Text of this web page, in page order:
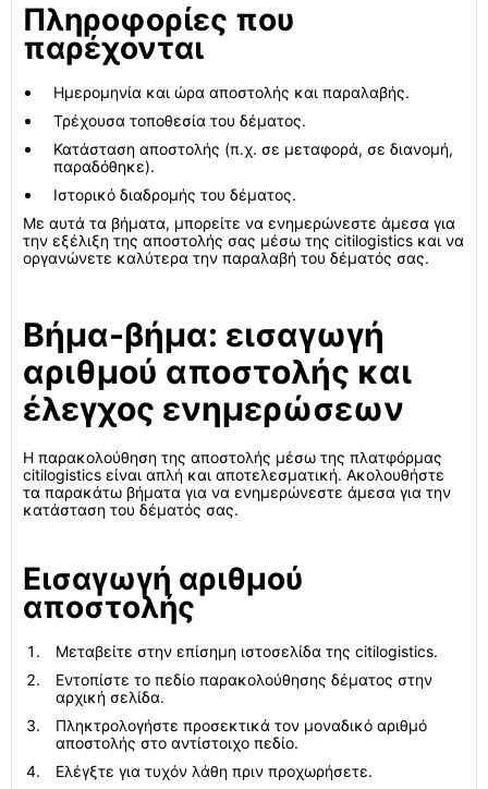
Πληροφορίες που
παρέχονται
Ημερομηνία και ώρα αποστολής και παραλαβής.
Τρέχουσα τοποθεσία του δέματος.
Κατάσταση αποστολής (π.χ. σε μεταφορά, σε διανομή,
παραδόθηκε).
Ιστορικό διαδρομής του δέματος.
Με αυτά τα βήματα, μπορείτε να ενημερώνεστε άμεσα για
την εξέλιξη της αποστολής σας μέσω της citilogistics και να
οργανώνετε καλύτερα την παραλαβή του δέματός σας.
Βήμα-βήμα: εισαγωγή
αριθμού αποστολής και
έλεγχος ενημερώσεων
Η παρακολούθηση της αποστολής μέσω της πλατφόρμας
citilogistics είναι απλή και αποτελεσματική. Ακολουθήστε
τα παρακάτω βήματα για να ενημερώνεστε άμεσα για την
κατάσταση του δέματός σας.
Εισαγωγή αριθμού
αποστολής
Μεταβείτε στην επίσημη ιστοσελίδα της citilogistics.
Εντοπίστε το πεδίο παρακολούθησης δέματος στην
αρχική σελίδα.
Πληκτρολογήστε προσεκτικά τον μοναδικό αριθμό
αποστολής στο αντίστοιχο πεδίο.
Ελέγξτε για τυχόν λάθη πριν προχωρήσετε.